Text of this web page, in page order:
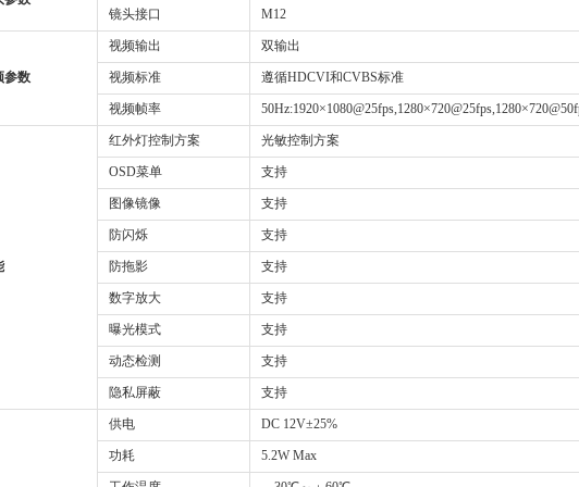
镜头接口
M12
参数
视频输出 双输出
视频标准 遵循HDCVI和CVBS标准
视频帧率
红外灯控制方案 光敏控制方案
OSD菜单 支持
图像镜像 支持
防闪烁 支持
防拖影 支持
数字放大 支持
曝光模式 支持
动态检测 支持
隐私屏蔽 支持
供电 DC 12V±25%
功耗 5.2W Max